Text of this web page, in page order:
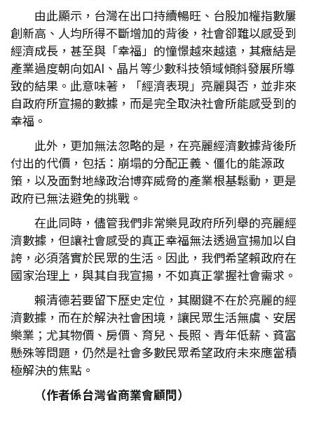
由此顯示，台灣在出口持續暢旺、台股加權指數屢
創新高、人均所得不斷增加的背後，社會卻難以感受到
經濟成長，甚至與「幸福」的憧憬越來越遠，其癥結是
產業過度朝向如AI、晶片等少數科技領域傾斜發展所導
致的結果。此意味著，「經濟表現」亮麗與否，並非來
自政府所宣揚的數據，而是完全取決社會所能感受到的
幸福。
此外，更加無法忽略的是，在亮麗經濟數據背後所
付出的代價，包括：崩塌的分配正義、僵化的能源政
策，以及面對地緣政治博弈威脅的產業根基鬆動，更是
政府已無法避免的挑戰。
在此同時，儘管我們非常樂見政府所列舉的亮麗經
濟數據，但讓社會感受的真正幸福無法透過宣揚加以自
誇，必須落實於民眾的生活。因此，我們希望賴政府在
國家治理上，與其自我宣揚，不如真正掌握社會需求。
賴清德若要留下歷史定位，其關鍵不在於亮麗的經
濟數據，而在於解決社會困境，讓民眾生活無虞、安居
樂業；尤其物價、房價、育兒、長照、青年低薪、貧富
懸殊等問題，仍然是社會多數民眾希望政府未來應當積
極解決的焦點。
（作者係台灣省商業會顧問）